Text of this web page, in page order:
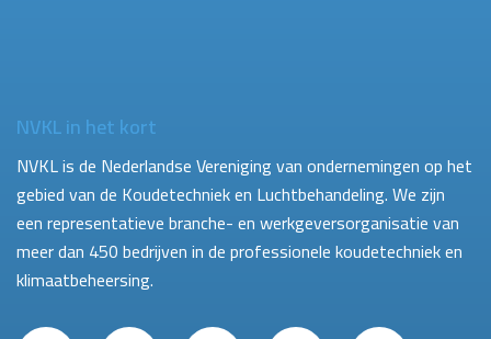
NVKL in het kort
NVKL is de Nederlandse Vereniging van ondernemingen op het
gebied van de Koudetechniek en Luchtbehandeling. We zijn
een representatieve branche- en werkgeversorganisatie van
meer dan 450 bedrijven in de professionele koudetechniek en
klimaatbeheersing.